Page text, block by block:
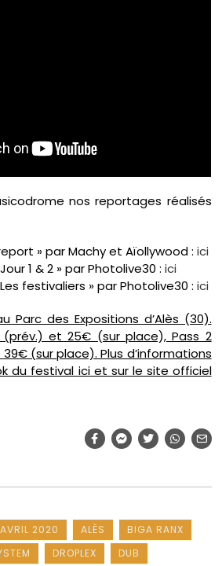
nos reportages réalisés
» par Machy et Aïollywood : ici
1 & 2 » par Photolive30 : ici
festivaliers » par Photolive30 : ici
Parc des Expositions d’Alès (30).
(prév.) et 25€ (sur place), Pass 2
(sur place). Plus d’informations
du festival iciet sur le site officiel
2020 ALÈS
BIGA RANX
DROPLEX
DUB